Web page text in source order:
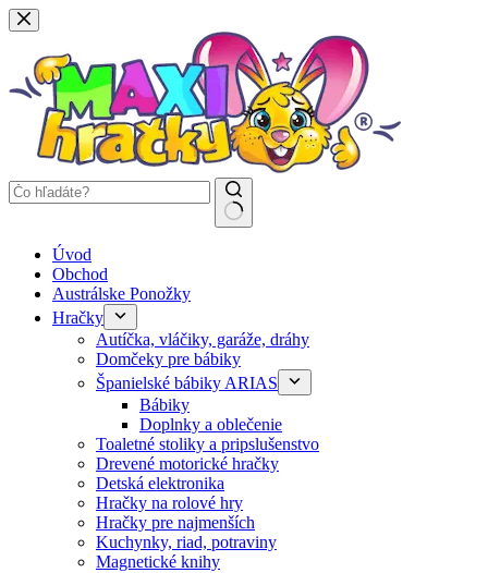
Späť
na
obsah
výsledkyÚvod
Obchod
Austrálske Ponožky
Hračky
Autíčka, vláčiky, garáže, dráhy
Domčeky pre bábiky
Španielské bábiky ARIAS
Bábiky
Doplnky a oblečenie
Toaletné stoliky a pripslušenstvo
Drevené motorické hračky
Detská elektronika
Hračky na rolové hry
Hračky pre najmenších
Kuchynky, riad, potraviny
Magnetické knihy